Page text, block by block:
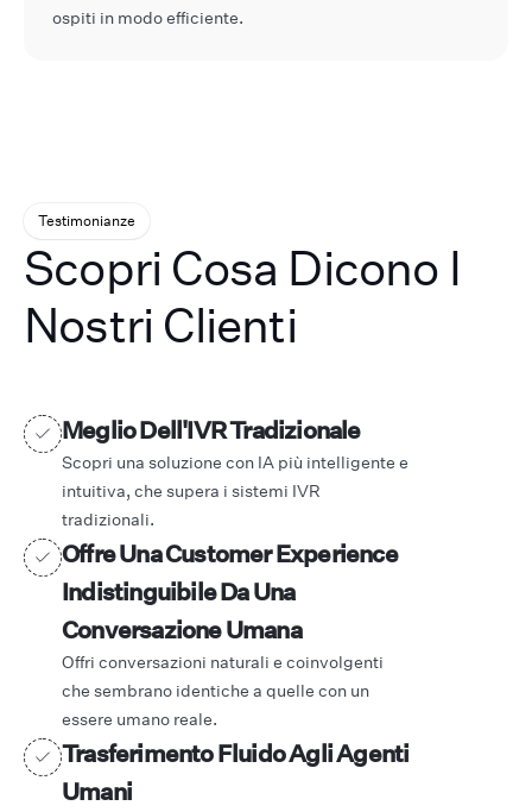
ospiti in modo efficiente.
Testimonianze
Scopri Cosa Dicono I
Nostri Clienti
Meglio Dell'IVR Tradizionale
Scopri una soluzione con IA più intelligente e
intuitiva, che supera i sistemi IVR
tradizionali.
Offre Una Customer Experience
Indistinguibile Da Una
Conversazione Umana
Offri conversazioni naturali e coinvolgenti
che sembrano identiche a quelle con un
essere umano reale.
Trasferimento Fluido Agli Agenti
Umani